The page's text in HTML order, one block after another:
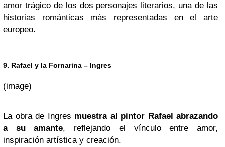
amor trágico de los dos personajes literarios, una de las
historias románticas más representadas en el arte
europeo.
9. Rafael y la Fornarina – Ingres
(image)
La obra de Ingres muestra al pintor Rafael abrazando
a su amante, reflejando el vínculo entre amor,
inspiración artística y creación.